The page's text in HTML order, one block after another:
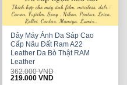
Dây Máy Ảnh Da Sáp Cao
Cấp Nâu Đất Ram A22
Leather Da Bò Thật RAM
Leather
362.000VND
Original
219.000VNDCurrent